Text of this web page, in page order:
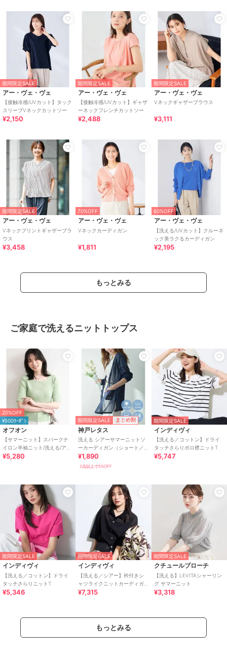
期間限定SALE
アー・ヴェ・ヴェ
【接触冷感/UVカット】タック
スリーブVネックカットソー
¥2,150
期間限定SALE
アー・ヴェ・ヴェ
【接触冷感/UVカット】ギャザ
ーネックフレンチカットソー
¥2,488
期間限定SALE
アー・ヴェ・ヴェ
Vネックギャザーブラウス
¥3,111
期間限定SALE
アー・ヴェ・ヴェ
Vネックプリントギャザーブラ
ウス
¥3,458
70%OFF
アー・ヴェ・ヴェ
Vネックカーディガン
¥1,811
60%OFF
アー・ヴェ・ヴェ
【洗える/UVカット】クルーネ
ック美ラクるカーディガン
¥2,195
もっとみる
ご家庭で洗えるニットトップス
20%OFF
¥500ｸｰﾎﾟﾝ
オフオン
【サマーニット】スパークナ
イロン半袖ニット/洗える/アン
サンブル対応/WEB限定サイズ
¥5,280
期間限定SALE まとめ割
神戸レタス
洗える シアーサマーニットソ
ーカーディガン（ショート／
ミディアム／ロング）
[C3703]
¥1,890
2点以上で5%OFF
期間限定SALE
インディヴィ
【洗える／コットン】ドライ
タッチさらりポロ襟ニットT
¥5,747
期間限定SALE
インディヴィ
【洗える／コットン】ドライ
タッチさらりニットT
¥5,346
期間限定SALE
インディヴィ
【洗える／シアー】衿付きシ
ャツライクニットカーディガ
ン
¥7,315
期間限定SALE
クチュールブローチ
【洗える】LEVITAシャーリン
グ サマーニット
¥3,318
もっとみる